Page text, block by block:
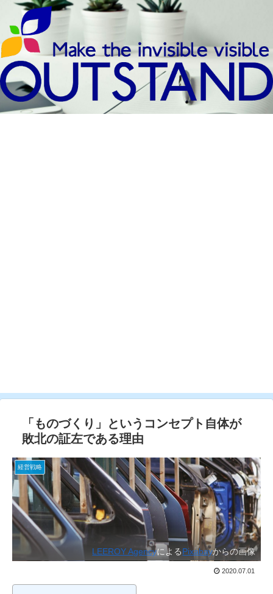
「ものづくり」というコンセプト自体が
敗北の証左である理由
経営戦略
LEEROY AgencyによるPixabayからの画像
2020.07.01